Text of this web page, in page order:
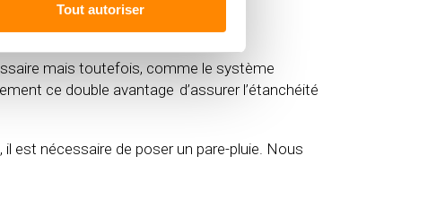
Tout autoriser
mais toutefois, comme le système
ce double avantage d’assurer l’étanchéité
est nécessaire de poser un pare-pluie. Nous